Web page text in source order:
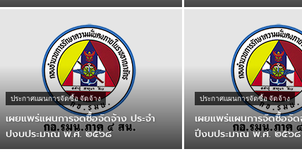
ประกาศแผนการจัดซื้อ จัดจ้าง
เผยแพร่แผนการจดซื้อจัดจ้าง ประจํา
ปงบประมาณ พ.ศ. ๒๕๖๘
ประกาศแผนการจัดซื้อ จัดจ้าง
เผยแพร่แผนการจัดซื้อจัด
ปีงบประมาณ พ.ศ. ๒๕๖๘